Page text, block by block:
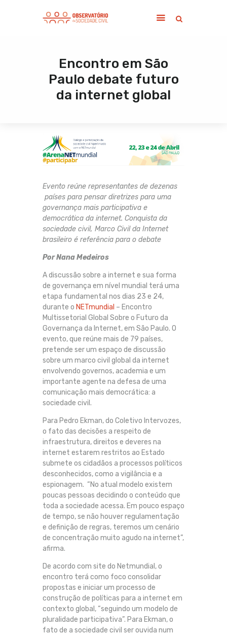
Encontro em São
Paulo debate futuro
da internet global
Home
Sobre
Notícias
Evento reúne representantes de dezenas
países para pensar diretrizes para uma
governança mais participativa e
democrática da internet. Conquista da
sociedade civil, Marco Civil da Internet
brasileiro é referência para o debate
Por Nana Medeiros
A discussão sobre a internet e sua forma
de governança em nível mundial terá uma
etapa fundamental nos dias 23 e 24,
durante o NETmundial – Encontro
Multissetorial Global Sobre o Futuro da
Governança da Internet, em São Paulo. O
evento, que reúne mais de 79 países,
pretende ser um espaço de discussão
sobre um marco civil global da internet
envolvendo governos, academia e um
importante agente na defesa de uma
comunicação mais democrática: a
sociedade civil.
Para Pedro Ekman, do Coletivo Intervozes,
o fato das decisões a respeito de
infraestrutura, direitos e deveres na
internet estarem restritos ao Estado
submete os cidadãos a processos políticos
desconhecidos, como a vigilância e a
espionagem. “No atual modelo existem
poucas pessoas decidindo o conteúdo que
toda a sociedade acessa. Em pouco espaço
de tempo, se não houver regulamentação
e definição de regras, teremos um cenário
de concentração muito agudo na internet”,
afirma.
De acordo com site do Netmundial, o
encontro terá como foco consolidar
propostas e iniciar um processo de
construção de políticas para a internet em
contexto global, “seguindo um modelo de
pluralidade participativa”. Para Ekman, o
fato de a sociedade civil ser ouvida num